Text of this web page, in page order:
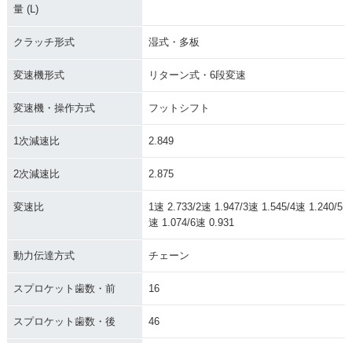
量 (L)
クラッチ形式 湿式・多板
変速機形式 リターン式・6段変速
変速機・操作方式 フットシフト
1次減速比 2.849
2次減速比 2.875
変速比
1速 2.733/2速 1.947/3速 1.545/4速 1.240/5
速 1.074/6速 0.931
動力伝達方式 チェーン
スプロケット歯数・前 16
スプロケット歯数・後 46